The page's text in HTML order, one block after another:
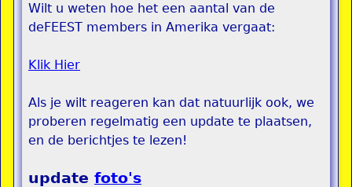
Wilt u weten hoe het een aantal van de
deFEEST members in Amerika vergaat:
Klik Hier
Als je wilt reageren kan dat natuurlijk ook, we
proberen regelmatig een update te plaatsen,
en de berichtjes te lezen!
update foto's